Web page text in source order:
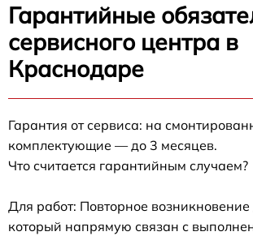
Гарантийные
сервисного центра в
Краснодаре
Гарантия от сервиса: на
комплектующие — до 3 месяцев.
Что считается гарантийным случаем?
Для работ: Повторное
который напрямую связан с